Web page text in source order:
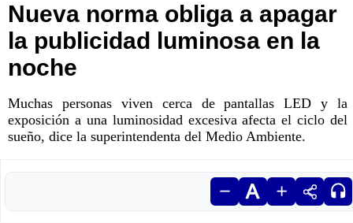
Nueva norma obliga a apagar
la publicidad luminosa en la
noche
Muchas personas viven cerca de pantallas LED y la
exposición a una luminosidad excesiva afecta el ciclo del
sueño, dice la superintendenta del Medio Ambiente.